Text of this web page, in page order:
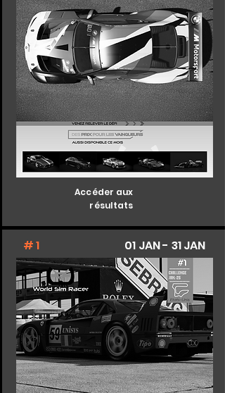
Accéder aux
résultats
# 1 01 JAN - 31 JAN